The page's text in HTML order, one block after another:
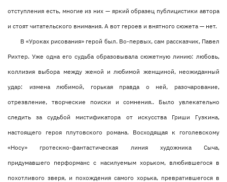
отступления есть, многие из них — яркий образец публицистики автора
и стоят читательского внимания. А вот героев и внятного сюжета — нет.
В «Уроках рисования» герой был. Во-первых, сам рассказчик, Павел
Рихтер. Уже одна его судьба образовывала сюжетную линию: любовь,
коллизия выбора между женой и любимой женщиной, неожиданный
удар: измена любимой, горькая правда о ней, разочарование,
отрезвление, творческие поиски и сомнения.. Было увлекательно
следить за судьбой мистификатора от искусства Гриши Гузкина,
настоящего героя плутовского романа. Восходящая к гоголевскому
«Носу» гротескно-фантастическая линия художника Сыча,
придумавшего перформанс с насилуемым хорьком, влюбившегося в
похотливого зверя, и похождения самого хорька, превратившегося в